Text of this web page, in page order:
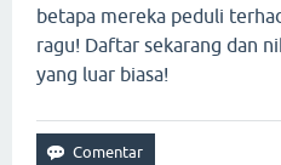
betapa mereka peduli
ragu! Daftar sekarang dan
yang luar biasa!